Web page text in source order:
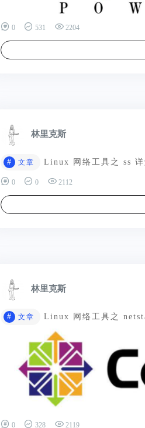
0 531 2204
林里克斯
# 文章 Linux 网络工具之 ss 详
0 0 2112
林里克斯
# 文章 Linux 网络工具之
0 328 2119